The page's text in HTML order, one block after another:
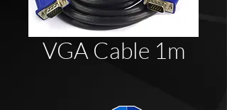
VGA Cable 1m